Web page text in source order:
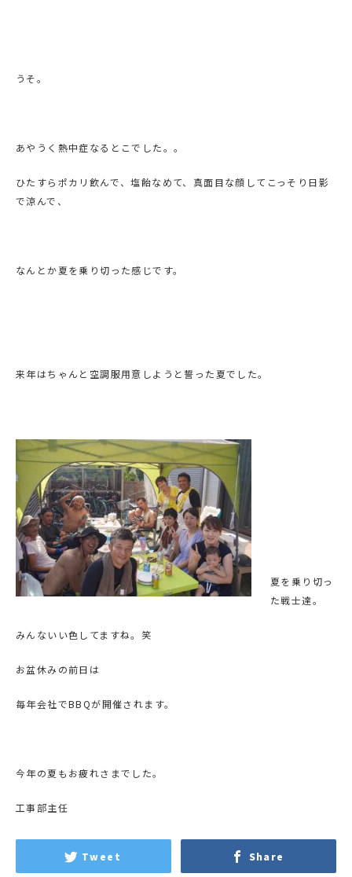
うそ。
あやうく熱中症なるとこでした。。
ひたすらポカリ飲んで、塩飴なめて、真面目な顔してこっそり日影
で涼んで、
なんとか夏を乗り切った感じです。
来年はちゃんと空調服用意しようと誓った夏でした。
夏を乗り切っ
た戦士達。
みんないい色してますね。笑
お盆休みの前日は
毎年会社でBBQが開催されます。
今年の夏もお疲れさまでした。
工事部主任
Tweet Share